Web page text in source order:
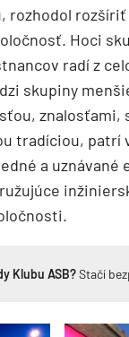
rozhodol
Hoci
radí z
skupiny
znalosťami,
tradíciou, patrí
a uznávané
Klubu ASB?Stačí